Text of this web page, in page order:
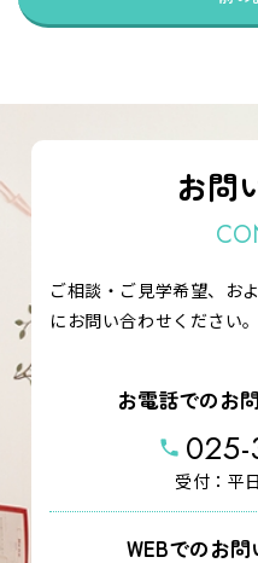
お問
ご相談・ご見学希望、お
にお問い合わせください。
お電話でのお
phone 025-
受付：平
WEBでのお